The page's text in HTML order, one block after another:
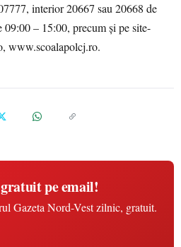
interior 20667 sau 20668 de
– 15:00, precum şi pe site-
www.scoalapolcj.ro.
pe email!
Gazeta Nord-Vest zilnic, gratuit.